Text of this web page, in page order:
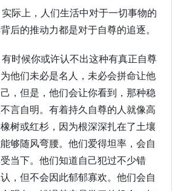
际上，人们生活中对于一切事物的
后的推动力都是对于自尊的追逐。
时候你或许认不出这种有真正自尊
他们未必是名人，未必会拼命让他
，但是，他们会让你看到，那种稳
言自明。有着持久自尊的人就像高
树或红杉，因为根深深扎在了土壤
够随风弯腰。他们爱得坦率，会自
当下。他们知道自己犯过不少错
，但不会因此郁郁寡欢。他们会自